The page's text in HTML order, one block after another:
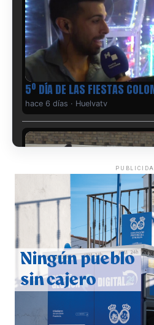
5º DÍA DE LAS FIESTAS
hace 6 días · Huelvatv
CUARTA CORRIDA DE LAS
2026
hace 7 días·Huelvatv